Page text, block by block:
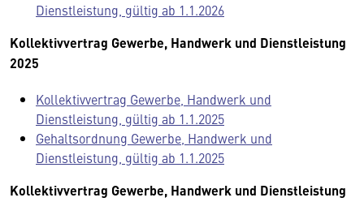
Dienstleistung, gültig ab 1.1.2026
Kollektivvertrag Gewerbe, Handwerk und Dienstleistung
2025
Kollektivvertrag Gewerbe, Handwerk und
Dienstleistung, gültig ab 1.1.2025
Gehaltsordnung Gewerbe, Handwerk und
Dienstleistung, gültig ab 1.1.2025
Kollektivvertrag Gewerbe, Handwerk und Dienstleistung